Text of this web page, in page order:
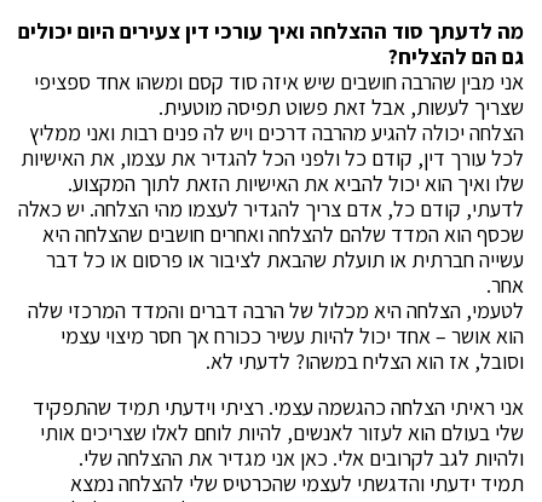
מה לדעתך סוד ההצלחה ואיך עורכי דין צעירים היום יכולים
גם הם להצליח?
אני מבין שהרבה חושבים שיש איזה סוד קסם ומשהו אחד ספציפי
שצריך לעשות, אבל זאת פשוט תפיסה מוטעית.
הצלחה יכולה להגיע מהרבה דרכים ויש לה פנים רבות ואני ממליץ
לכל עורך דין, קודם כל ולפני הכל להגדיר את עצמו, את האישיות
שלו ואיך הוא יכול להביא את האישיות הזאת לתוך המקצוע.
לדעתי, קודם כל, אדם צריך להגדיר לעצמו מהי הצלחה. יש כאלה
שכסף הוא המדד שלהם להצלחה ואחרים חושבים שהצלחה היא
עשייה חברתית או תועלת שהבאת לציבור או פרסום או כל דבר
אחר.
לטעמי, הצלחה היא מכלול של הרבה דברים והמדד המרכזי שלה
הוא אושר – אחד יכול להיות עשיר ככורח אך חסר מיצוי עצמי
וסובל, אז הוא הצליח במשהו? לדעתי לא.
אני ראיתי הצלחה כהגשמה עצמי. רציתי וידעתי תמיד שהתפקיד
שלי בעולם הוא לעזור לאנשים, להיות לוחם לאלו שצריכים אותי
ולהיות לגב לקרובים אלי. כאן אני מגדיר את ההצלחה שלי.
תמיד ידעתי והדגשתי לעצמי שהכרטיס שלי להצלחה נמצא